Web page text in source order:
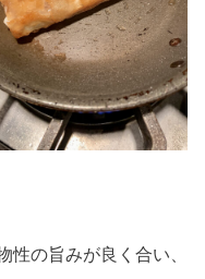
性の旨みが良く合い、